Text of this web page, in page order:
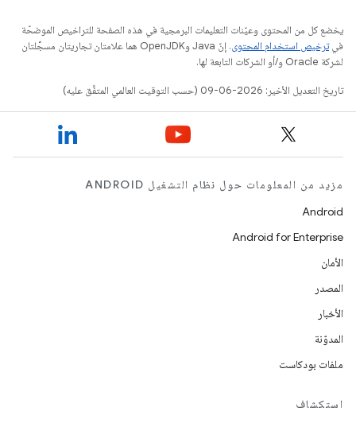
يخضع كل من المحتوى وعيّنات التعليمات البرمجية في هذه الصفحة للتراخيص الموضحّة
فيترخيص استخدام المحتوى
. إنّ Java وOpenJDK هما علامتان تجاريتان مسجَّلتان
لشركة Oracle و/أو الشركات التابعة لها.
تاريخ التعديل الأخير: 2026-06-09 (حسب التوقيت العالمي المتفَّق عليه)
مزيد من المعلومات حول نظام التشغيل ANDROID
Android
Android for Enterprise
الأمان
المصدر
الأخبار
المدوّنة
ملفات بودكاست
استكشاف